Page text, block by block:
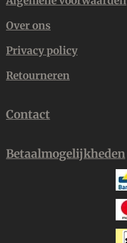
Over ons
Privacy policy
Retourneren
Contact
Betaalmogelijkheden